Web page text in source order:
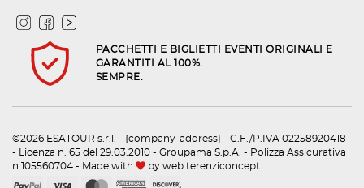
PACCHETTI E BIGLIETTI EVENTI ORIGINALI E
GARANTITI AL 100%.
SEMPRE.
©2026 ESATOUR s.r.l. - {company-address} - C.F./P.IVA 02258920418
- Licenza n. 65 del 29.03.2010 - Groupama S.p.A. - Polizza Assicurativa
n.105560704 - Made with
by web terenziconcept